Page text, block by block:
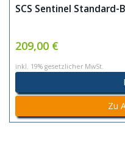
SCS Sentinel
209,00 €
inkl. 19% gesetzlicher MwSt.
Zu